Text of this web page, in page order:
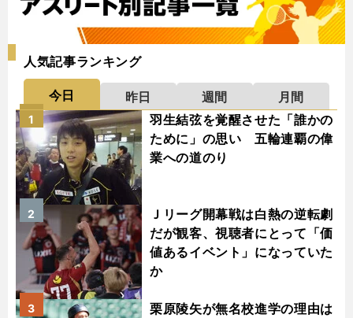
人気記事ランキング
今日 昨日 週間
月間
羽生結弦を覚醒させた「誰かの
ために」の思い 五輪連覇の偉
業への道のり
1
Ｊリーグ開幕戦は白熱の逆転劇
だが観客、視聴者にとって「価
値あるイベント」になっていた
か
2
栗原陵矢が無名校進学の理由は
3